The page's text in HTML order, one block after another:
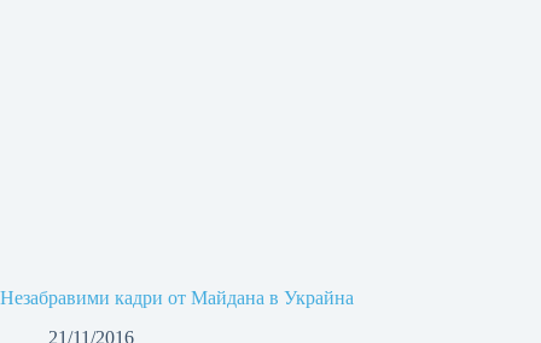
Незабравими кадри от Майдана в Украйна
21/11/2016